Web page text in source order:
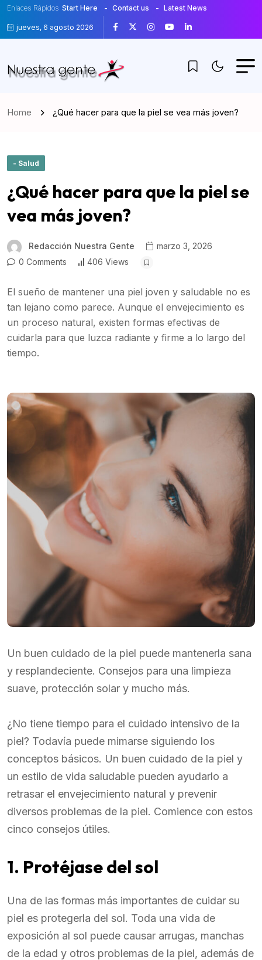
Enlaces Rápidos Start Here Contact us Latest News
jueves, 6 agosto 2026
Home ¿Qué hacer para que la piel se vea más joven?
- Salud
¿Qué hacer para que la piel se
vea más joven?
Redacción Nuestra Gente
marzo 3, 2026
0 Comments
406 Views
El sueño de mantener una piel joven y saludable no es
tan lejano como parece. Aunque el envejecimiento es
un proceso natural, existen formas efectivas de
cuidarla para que luzca radiante y firme a lo largo del
tiempo.
Un buen cuidado de la piel puede mantenerla sana
y resplandeciente. Consejos para una limpieza
suave, protección solar y mucho más.
¿No tiene tiempo para el cuidado intensivo de la
piel? Todavía puede mimarse siguiendo los
conceptos básicos. Un buen cuidado de la piel y
un estilo de vida saludable pueden ayudarlo a
retrasar el envejecimiento natural y prevenir
diversos problemas de la piel. Comience con estos
cinco consejos útiles.
1. Protéjase del sol
Una de las formas más importantes de cuidar su
piel es protegerla del sol. Toda una vida de
exposición al sol puede causar arrugas, manchas
de la edad y otros problemas de la piel, además de